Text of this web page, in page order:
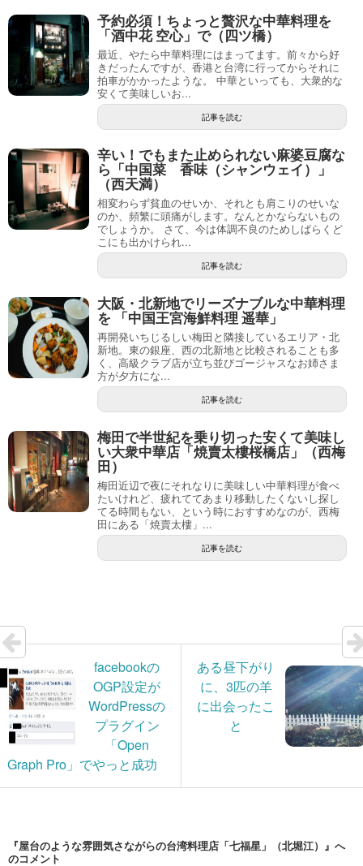
予約必須！ちょっと贅沢な中華料理を
「酒中花 空心」で（四ツ橋）
最近、やたら中華料理にはまってます。前々から好
きだったんですが、香港と台湾に行ってからそれに
拍車がかかったような。 中華といっても、大衆的な
安くて美味しいお...
記事を読む
辛い！でもまた止められない麻婆豆腐な
ら「中国菜 香味（シャンウェイ）」
（西天満）
相変わらず貧血のせいか、それとも肩こりのせいな
のか、頻繁に頭痛がします。なんとかならないもの
でしょうか。 さて、今は体調不良のためしばらくど
こにも出かけられ...
記事を読む
大阪・北新地でリーズナブルな中華料理
を 「中国王宮海鮮料理 遥華」
再開発いちじるしい梅田と隣接しているエリア・北
新地。東の銀座、西の北新地と比較されることも多
く、高級クラブ店が立ち並びゴージャスなお姉さま
方が夕方にな...
記事を読む
梅田で半世紀を乗り切った安くて美味し
い大衆中華店「焼賣太樓桜橋店」（西梅
田）
梅田近辺で夜にそれなりに美味しい中華料理が食べ
たいけれど、疲れててあまり移動したくないし探し
てる時間もない、という時におすすめなのが、西梅
田にある「焼賣太樓」...
記事を読む
facebookの
OGP設定が
WordPressの
プラグイン
「Open
Graph Pro」でやっと成功
ある昼下がり
に、3匹の羊
に出会ったこ
と
『屋台のような雰囲気さながらの台湾料理店「七福星」（北堀江）』へ
のコメント